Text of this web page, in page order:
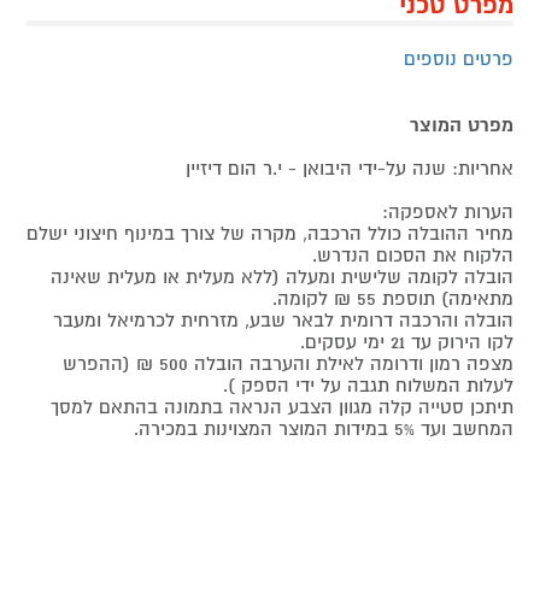
פרטים נוספים
מפרט המוצר
אחריות: שנה על-ידי היבואן - י.ר הום דיזיין
הערות לאספקה:
מחיר ההובלה כולל הרכבה, מקרה של צורך במינוף חיצוני ישלם
הלקוח את הסכום הנדרש.
הובלה לקומה שלישית ומעלה (ללא מעלית או מעלית שאינה
מתאימה) תוספת 55 ₪ לקומה.
הובלה והרכבה דרומית לבאר שבע, מזרחית לכרמיאל ומעבר
לקו הירוק עד 21 ימי עסקים.
מצפה רמון ודרומה לאילת והערבה הובלה 500 ₪ (ההפרש
לעלות המשלוח תגבה על ידי הספק ).
תיתכן סטייה קלה מגוון הצבע הנראה בתמונה בהתאם למסך
המחשב ועד 5% במידות המוצר המצוינות במכירה.